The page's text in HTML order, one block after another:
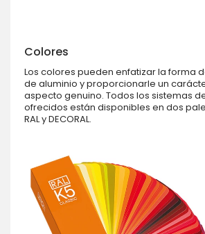
Colores
Los colores pueden enfatizar la forma
de aluminio y proporcionarle un
aspecto genuino. Todos los sistemas
ofrecidos están disponibles en dos
RAL y DECORAL.